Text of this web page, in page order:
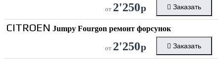
от 2'250р Заказать
CITROEN Jumpy Fourgon ремонт форсунок
от 2'250р Заказать